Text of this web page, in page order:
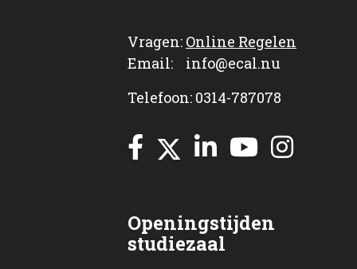
Vragen: Online Regelen
Email: info@ecal.nu
Telefoon: 0314-787078
Openingstijden
studiezaal